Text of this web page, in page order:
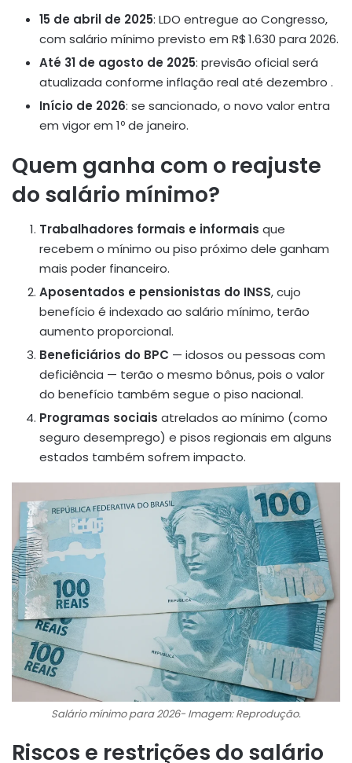
15 de abril de 2025: LDO entregue ao Congresso,
com salário mínimo previsto em R$ 1.630 para 2026.
Até 31 de agosto de 2025: previsão oficial será
atualizada conforme inflação real até dezembro .
Início de 2026: se sancionado, o novo valor entra
em vigor em 1º de janeiro.
Quem ganha com o reajuste
do salário mínimo?
Trabalhadores formais e informais que
recebem o mínimo ou piso próximo dele ganham
mais poder financeiro.
Aposentados e pensionistas do INSS, cujo
benefício é indexado ao salário mínimo, terão
aumento proporcional.
Beneficiários do BPC — idosos ou pessoas com
deficiência — terão o mesmo bônus, pois o valor
do benefício também segue o piso nacional.
Programas sociais atrelados ao mínimo (como
seguro desemprego) e pisos regionais em alguns
estados também sofrem impacto.
Salário mínimo para 2026- Imagem: Reprodução.
Riscos e restrições do salário